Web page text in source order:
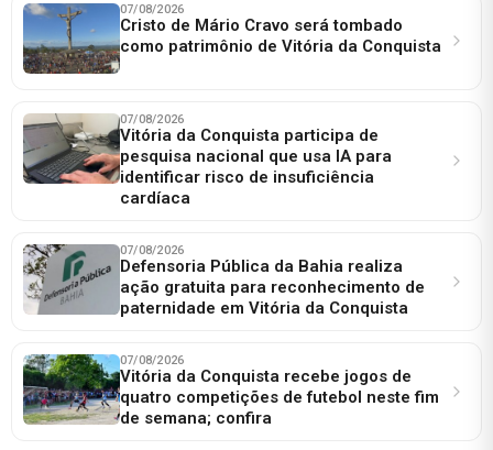
07/08/2026
Cristo de Mário Cravo será tombado
como patrimônio de Vitória da Conquista
07/08/2026
Vitória da Conquista participa de
pesquisa nacional que usa IA para
identificar risco de insuficiência
cardíaca
07/08/2026
Defensoria Pública da Bahia realiza
ação gratuita para reconhecimento de
paternidade em Vitória da Conquista
07/08/2026
Vitória da Conquista recebe jogos de
quatro competições de futebol neste fim
de semana; confira